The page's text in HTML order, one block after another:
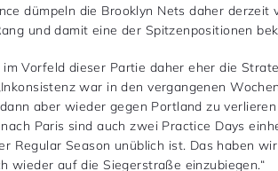
dümpeln die Brooklyn Nets daher derzeit
und damit eine der Spitzenpositionen
Vorfeld dieser Partie daher eher die
war in den vergangenen
aber wieder gegen Portland zu
Paris sind auch zwei Practice Days
Regular Season unüblich ist. Das haben
wieder auf die Siegerstraße einzubiegen.“